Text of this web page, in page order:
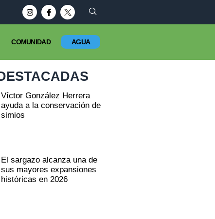
COMUNIDAD AGUA
Víctor González Herrera
ayuda a la conservación de
simios
El sargazo alcanza una de
sus mayores expansiones
históricas en 2026